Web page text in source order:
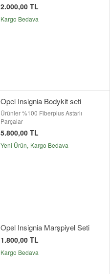
2.000,00 TL
Kargo Bedava
Opel Insignia Bodykit seti
Ürünler %100 Fiberplus Astarlı
Parçalar
5.800,00 TL
Yeni Ürün Kargo Bedava
Opel Insignia Marşpiyel Seti
1.800,00 TL
Kargo Bedava